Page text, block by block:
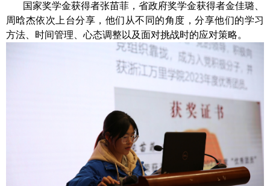
国家奖学金获得者张苗菲，省政府奖学金获得者金佳璐、
周晗杰依次上台分享，他们从不同的角度，分享他们的学习
方法、时间管理、心态调整以及面对挑战时的应对策略。